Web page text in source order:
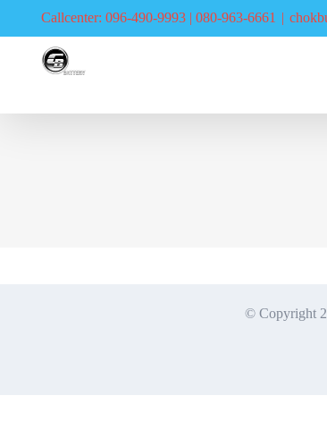
Callcenter: 096-490-9993 | 080-963-6661 |
© Copyright